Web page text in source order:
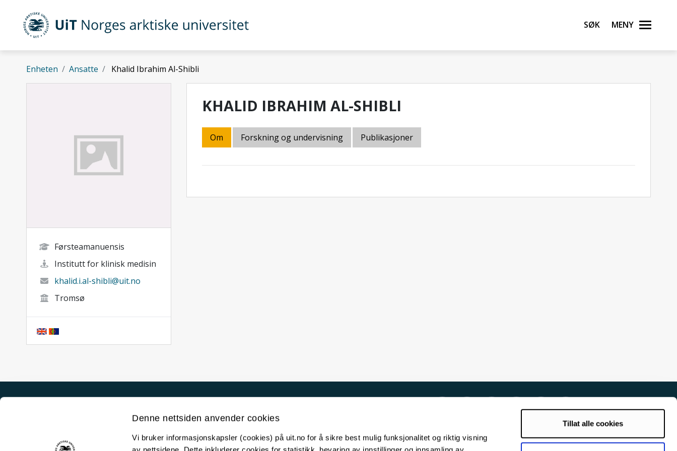
Denne nettsiden anvender cookies
Vi bruker informasjonskapsler (cookies) på uit.no for å sikre best mulig funksjonalitet og riktig visning
Tillat alle cookies
Gå til hovedinnhold
UiT Norges arktiske universitet Søk Meny
Enheten Ansatte Khalid Ibrahim Al-Shibli
Førsteamanuensis
Institutt for klinisk medisin
khalid.i.al-shibli@uit.no
Tromsø
KHALID IBRAHIM AL-SHIBLI
Om Forskning og undervisning Publikasjoner
Driftsmeldinger
For media
For skoler